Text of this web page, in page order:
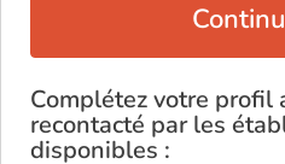
Complétez votre profil
recontacté par les
disponibles :